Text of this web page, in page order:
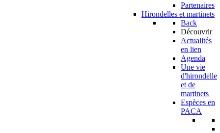
Partenaires
Hirondelles et martinets
Back
Découvrir
Actualités
en lien
Agenda
Une vie
d'hirondelle
et de
martinets
Espèces en
PACA